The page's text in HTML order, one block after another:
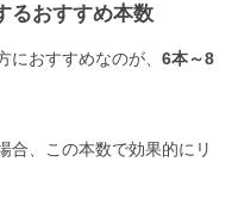
るおすすめ本数
おすすめなのが、 6本～8
合、この本数で効果的にリ